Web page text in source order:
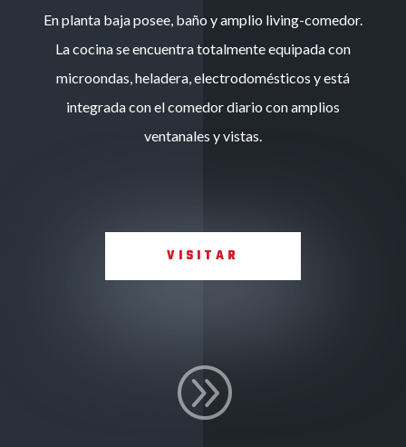
En planta baja posee, baño y amplio living-comedor.
La cocina se encuentra totalmente equipada con
microondas, heladera, electrodomésticos y está
integrada con el comedor diario con amplios
ventanales y vistas.
VISITAR
A